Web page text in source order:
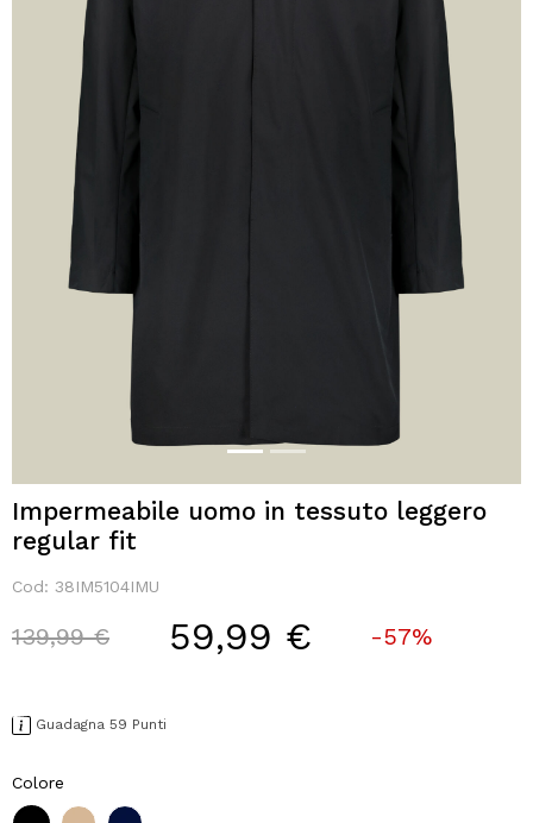
Impermeabile uomo in tessuto leggero
regular fit
Cod: 38IM5104IMU
Price reduced from
139,99 €to 59,99 € -57%
Guadagna 59 Punti
Colore